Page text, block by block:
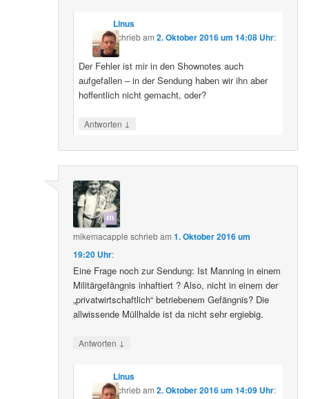
Linus
schriebam 2. Oktober 2016 um 14:08 Uhr:
Der Fehler ist mir in den Shownotes auch
aufgefallen – in der Sendung haben wir ihn aber
hoffentlich nicht gemacht, oder?
Antworten ↓
mikemacapple schriebam1. Oktober 2016 um
19:20 Uhr:
Eine Frage noch zur Sendung: Ist Manning in einem
Militärgefängnis inhaftiert ? Also, nicht in einem der
„privatwirtschaftlich“ betriebenem Gefängnis? Die
allwissende Müllhalde ist da nicht sehr ergiebig.
Antworten ↓
Linus
schriebam 2. Oktober 2016 um 14:09 Uhr: